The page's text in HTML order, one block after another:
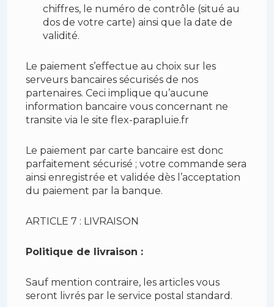
chiffres, le numéro de contrôle (situé au
dos de votre carte) ainsi que la date de
validité.
Le paiement s’effectue au choix sur les
serveurs bancaires sécurisés de nos
partenaires. Ceci implique qu’aucune
information bancaire vous concernant ne
transite via le site flex-parapluie.fr
Le paiement par carte bancaire est donc
parfaitement sécurisé ; votre commande sera
ainsi enregistrée et validée dès l’acceptation
du paiement par la banque.
ARTICLE 7 : LIVRAISON
Politique de livraison :
Sauf mention contraire, les articles vous
seront livrés par le service postal standard.